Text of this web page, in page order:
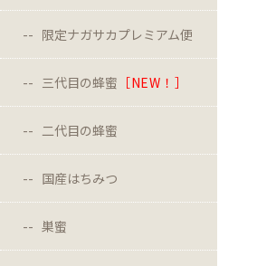
限定ナガサカプレミアム便
三代目の蜂蜜 ［NEW！］
二代目の蜂蜜
国産はちみつ
巣蜜